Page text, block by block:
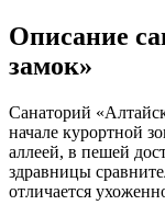
Описание
замок»
Санаторий
начале курортной
аллеей, в пешей
здравницы
отличается